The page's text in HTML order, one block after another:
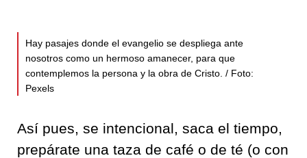
Hay pasajes donde el evangelio se despliega ante
nosotros como un hermoso amanecer, para que
contemplemos la persona y la obra de Cristo. / Foto:
Pexels
Así pues, se intencional, saca el tiempo,
prepárate una taza de café o de té (o con